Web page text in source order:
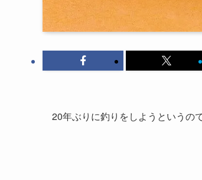
20年ぶりに釣りをしようというの